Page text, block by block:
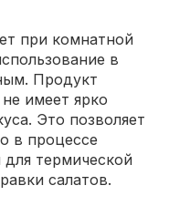
при комнатной
в
Продукт
имеет ярко
Это позволяет
в процессе
термической
салатов.